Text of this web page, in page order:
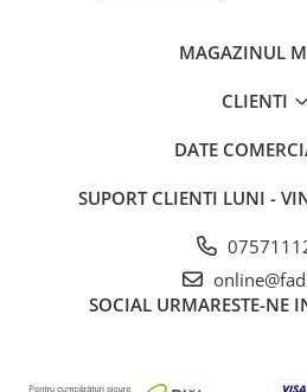
MAGAZINUL
CLIENTI
DATE
SUPORT CLIENTI LUNI -
SOCIAL URMARESTE-NE